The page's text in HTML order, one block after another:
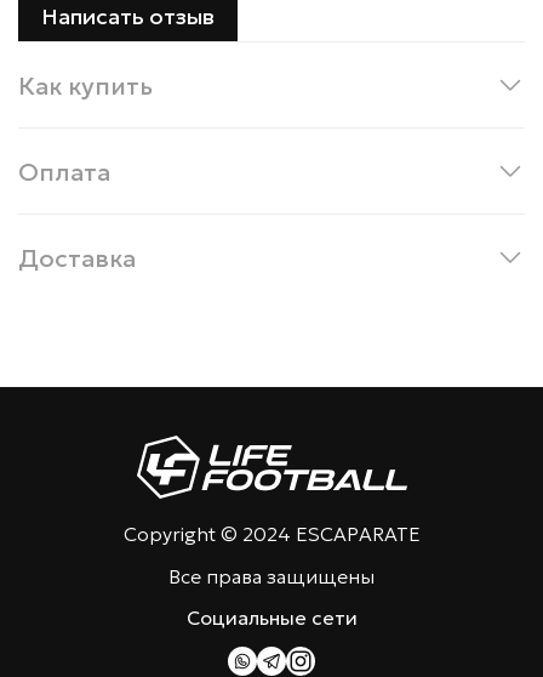
Написать отзыв
Как купить
Оплата
Доставка
Copyright © 2024 ESCAPARATE
Все права защищены
Социальные сети